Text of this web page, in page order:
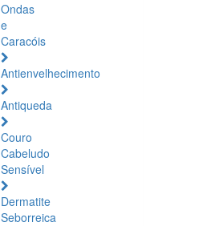
Ondas
e
Caracóis
Antienvelhecimento
Antiqueda
Couro
Cabeludo
Sensível
Dermatite
Seborreica